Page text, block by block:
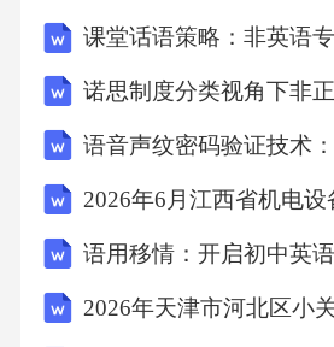
语用移情：开启初中英